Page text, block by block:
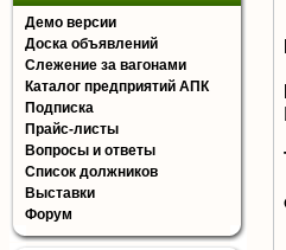
Демо версии
Доска объявлений
Слежение за вагонами
Каталог предприятий АПК
Подписка
Прайс-листы
Вопросы и ответы
Список должников
Выставки
Форум